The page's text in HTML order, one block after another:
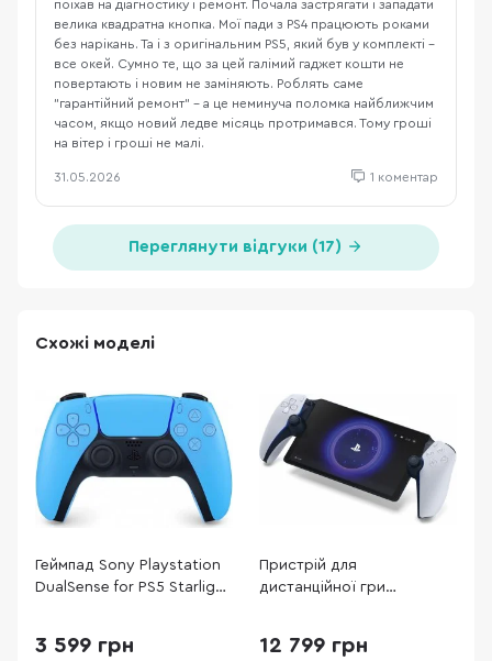
поїхав на діагностику і ремонт. Почала застрягати і западати
велика квадратна кнопка. Мої пади з PS4 працюють роками
без нарікань. Та і з оригінальним PS5, який був у комплекті -
все окей. Сумно те, що за цей галімий гаджет кошти не
повертають і новим не заміняють. Роблять саме
"гарантійний ремонт" - а це неминуча поломка найближчим
часом, якщо новий ледве місяць протримався. Тому гроші
на вітер і гроші не малі.
31.05.2026 1 коментар
Переглянути відгуки (17)
Схожі моделі
Геймпад Sony Playstation
DualSense for PS5 Starlight
3 599 грн
Пристрій для
дистанційної гри
12 799 грн